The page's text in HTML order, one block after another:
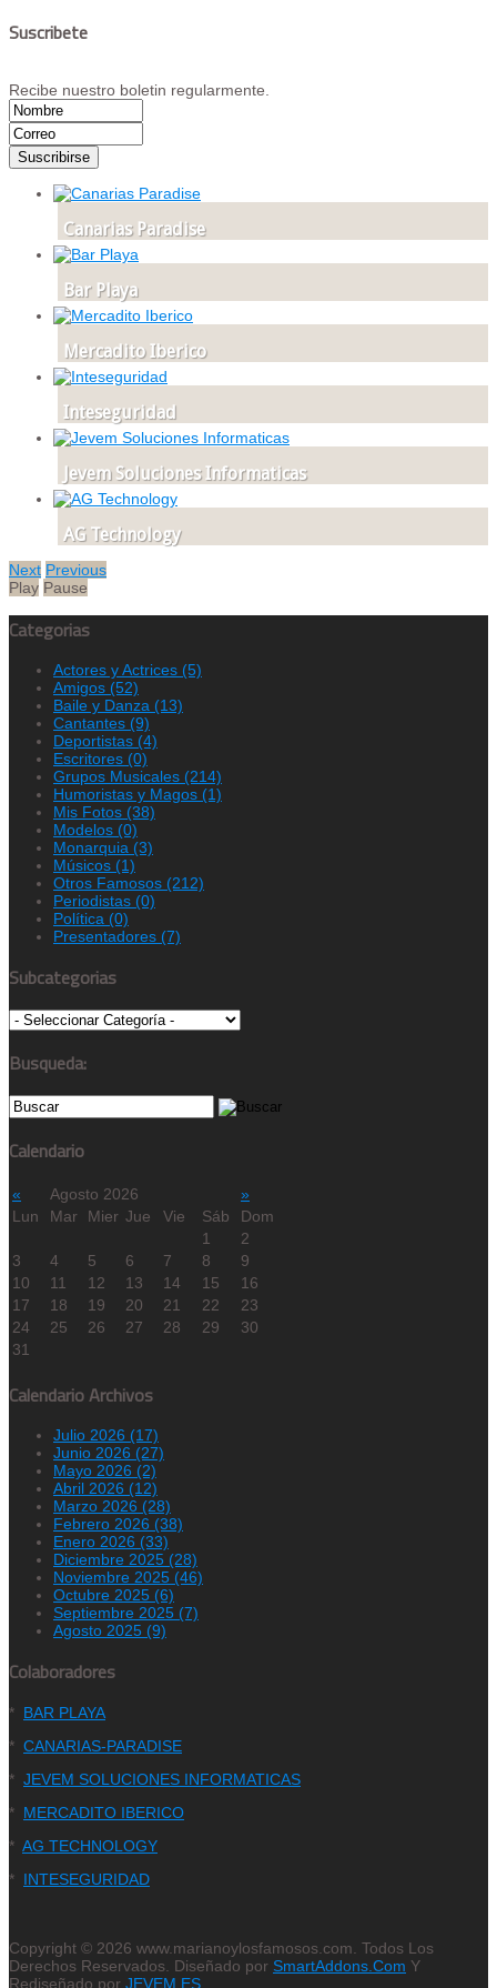
Suscribete
Recibe nuestro boletin regularmente.
Canarias Paradise
Bar Playa
Mercadito Iberico
Inteseguridad
Jevem Soluciones Informaticas
AG Technology
Next Previous
Play Pause
Categorias
Actores y Actrices (5)
Amigos (52)
Baile y Danza (13)
Cantantes (9)
Deportistas (4)
Escritores (0)
Grupos Musicales (214)
Humoristas y Magos (1)
Mis Fotos (38)
Modelos (0)
Monarquia (3)
Músicos (1)
Otros Famosos (212)
Periodistas (0)
Política (0)
Presentadores (7)
Subcategorias
Busqueda:
Calendario
« Agosto 2026
»
Lun
Mar Mier Jue Vie Sáb
Dom
1
2
3
4 5 6 7 8
9
10
11 12 13 14 15
16
17
18 19 20 21 22
23
24
25 26 27 28 29
30
31
Calendario Archivos
Julio 2026 (17)
Junio 2026 (27)
Mayo 2026 (2)
Abril 2026 (12)
Marzo 2026 (28)
Febrero 2026 (38)
Enero 2026 (33)
Diciembre 2025 (28)
Noviembre 2025 (46)
Octubre 2025 (6)
Septiembre 2025 (7)
Agosto 2025 (9)
Colaboradores
* BAR PLAYA
* CANARIAS-PARADISE
* JEVEM SOLUCIONES INFORMATICAS
* MERCADITO IBERICO
* AG TECHNOLOGY
* INTESEGURIDAD
Copyright © 2026 www.marianoylosfamosos.com. Todos Los
Derechos Reservados. Diseñado por SmartAddons.Com Y
Rediseñado por JEVEM.ES